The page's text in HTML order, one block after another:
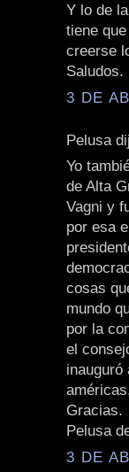
Y lo de
tiene
creerse
Saludos.
3 DE
Pelusa
Yo
de Alta
Vagni y
por esa
cosas
mundo
por la
el
inauguró
Gracias.
Pelusa
3 DE